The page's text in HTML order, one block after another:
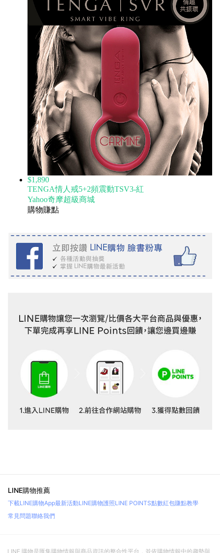
$1,890
TENGA情人戒5+2頻震動TSV3-紅
Yahoo奇摩超級商城
購物賺點
LINE購物推薦
下載LINE購物App最新活動LINE購物護照LINE POINTS點數紅包賺點教學
常見問題聯絡我們
LINE 購物是匯集購物情報與商品資訊的整合性平台，並依購物情報中的趨勢與